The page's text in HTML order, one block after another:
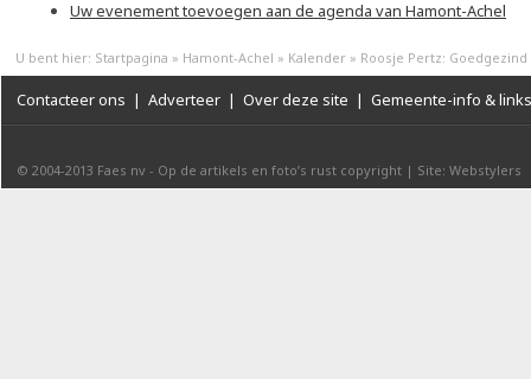
Uw evenement toevoegen aan de agenda van Hamont-Achel
U bent hier: Startpagina » Hamont-Achel » Kalender » Roosje Pertz:
Contacteer ons | Adverteer | Over deze site | Gemeente-info & links
© 2004-2013 Faes nv - Op de artikels en foto’s rust copyright | Site: Webstylers